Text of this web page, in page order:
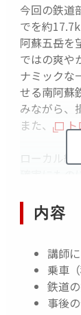
今回の鉄道
でを約
阿蘇五岳を
ではの爽や
ナミックな
せる南阿蘇
みながら、
また、
ト
ローカル線
当日撮影さ
﨑友也氏に
【 当日の
は変更に
09：50
内容
講師
乗車（
鉄道
事後